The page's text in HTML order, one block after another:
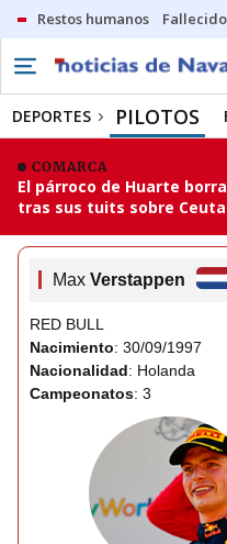
Restos humanos
DEPORTES PILOTOS
COMARCA
El párroco de Huarte
tras sus tuits sobre Ceuta
Max Verstappen
RED BULL
Nacimiento: 30/09/1997
Nacionalidad: Holanda
Campeonatos: 3